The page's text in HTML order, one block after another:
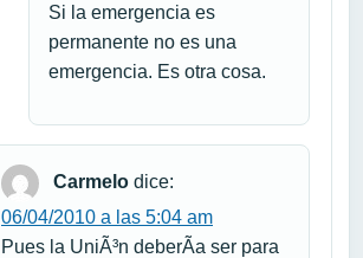
Si la emergencia es
permanente no es una
emergencia. Es otra cosa.
Carmelo dice:
06/04/2010 a las 5:04 am
Pues la UniÃ³n deberÃ­a ser para